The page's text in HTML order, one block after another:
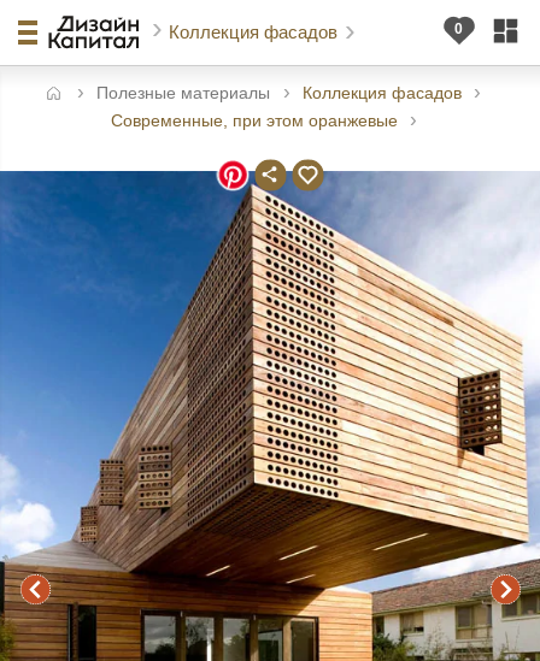
Коллекция фасадов
Полезные материалы
Коллекция фасадов
Современные, при этом оранжевые